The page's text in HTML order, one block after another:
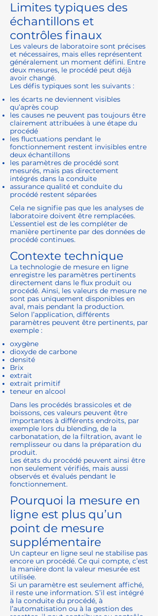
Limites typiques des
échantillons et
contrôles finaux
Les valeurs de laboratoire sont précises
et nécessaires, mais elles représentent
généralement un moment défini. Entre
deux mesures, le procédé peut déjà
avoir changé.
Les défis typiques sont les suivants :
les écarts ne deviennent visibles
qu’après coup
les causes ne peuvent pas toujours être
clairement attribuées à une étape du
procédé
les fluctuations pendant le
fonctionnement restent invisibles entre
deux échantillons
les paramètres de procédé sont
mesurés, mais pas directement
intégrés dans la conduite
assurance qualité et conduite du
procédé restent séparées
Cela ne signifie pas que les analyses de
laboratoire doivent être remplacées.
L’essentiel est de les compléter de
manière pertinente par des données de
procédé continues.
Contexte technique
La technologie de mesure en ligne
enregistre les paramètres pertinents
directement dans le flux produit ou
procédé. Ainsi, les valeurs de mesure ne
sont pas uniquement disponibles en
aval, mais pendant la production.
Selon l’application, différents
paramètres peuvent être pertinents, par
exemple :
oxygène
dioxyde de carbone
densité
Brix
extrait
extrait primitif
teneur en alcool
Dans les procédés brassicoles et de
boissons, ces valeurs peuvent être
importantes à différents endroits, par
exemple lors du blending, de la
carbonatation, de la filtration, avant le
remplisseur ou dans la préparation du
produit.
Les états du procédé peuvent ainsi être
non seulement vérifiés, mais aussi
observés et évalués pendant le
fonctionnement.
Pourquoi la mesure en
ligne est plus qu’un
point de mesure
supplémentaire
Un capteur en ligne seul ne stabilise pas
encore un procédé. Ce qui compte, c’est
la manière dont la valeur mesurée est
utilisée.
Si un paramètre est seulement affiché,
il reste une information. S’il est intégré
à la conduite du procédé, à
l’automatisation ou à la gestion des